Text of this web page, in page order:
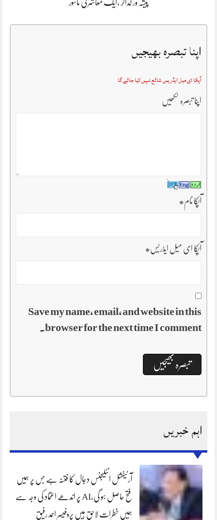
پیشہ ور گداگر ،ایک معاشرتی ناسور
اپنا تبصرہ بھیجیں
آپکا ای میل ایڈریس شائع نہیں کیا جائے گا
اپنا تبصرہ لکھیں
آپکا نام*
آپکا ای میل ایڈریس*
Save my name, email, and website in this
browser for the next time I comment.
اہم خبریں
آرٹیفشل انٹلیجنس دجال کا فتنہ ہے جس پر ہمیں
فتح حاصل ہو گی،AI پر اندھے اعتماد کی وجہ سے
ہمیں خطرات لاحق ہیں پروفیسر احمد رفیق